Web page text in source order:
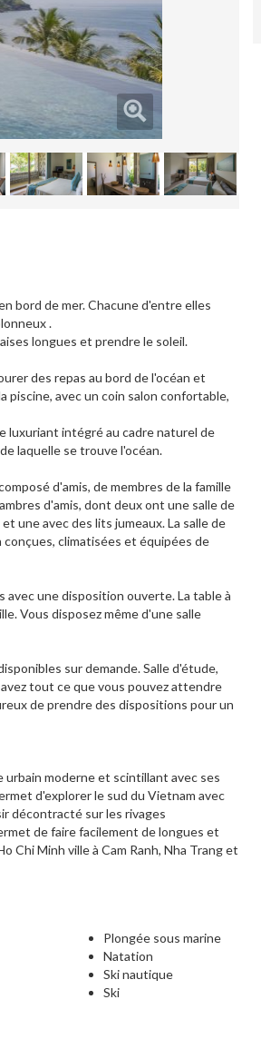
bord de mer. Chacune d'entre elles
.
longues et prendre le soleil.
des repas au bord de l'océan et
piscine, avec un coin salon confortable,
luxuriant intégré au cadre naturel de
laquelle se trouve l'océan.
d'amis, de membres de la famille
d'amis, dont deux ont une salle de
une avec des lits jumeaux. La salle de
climatisées et équipées de
avec une disposition ouverte. La table à
Vous disposez même d'une salle
sur demande. Salle d'étude,
tout ce que vous pouvez attendre
de prendre des dispositions pour un
moderne et scintillant avec ses
d'explorer le sud du Vietnam avec
décontracté sur les rivages
de faire facilement de longues et
Chi Minh ville à Cam Ranh, Nha Trang et
Plongée sous marine
Natation
Ski nautique
Ski